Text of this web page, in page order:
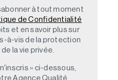
à tout moment
de Confidentialité
et en savoir plus sur
à-vis de la protection
la vie privée.
» ci-dessous,
Agence Qualité